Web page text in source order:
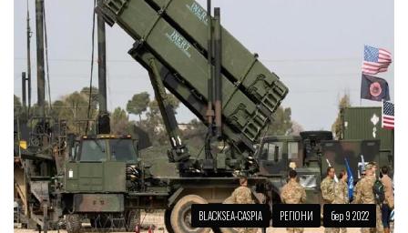
BLACKSEA-CASPIA РЕГІОНИ бер 9 2022